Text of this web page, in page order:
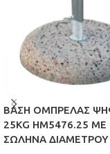
ΒΑΣΗ ΟΜΠΡΕΛΑΣ
25KG HM5476.25 ΜΕ
ΣΩΛΗΝΑ